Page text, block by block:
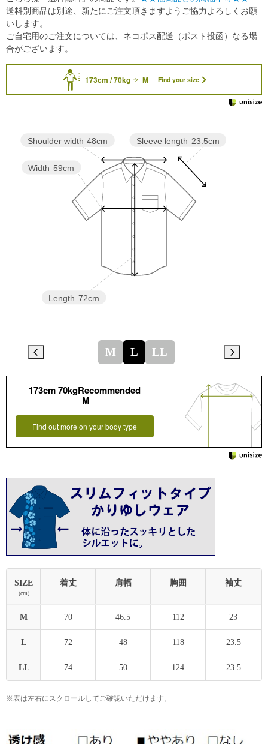
173cm / 70kg M Find your size
Sleeve length 23.5cm
Length 72cm
Width 59cm
Shoulder width 48cm
M L LL
173cm 70kgRecommended
M
Find out more on your body type
SIZE
(cm)
着丈 肩幅 胸囲 袖丈
M 70 46.5 112 23
L 72 48 118 23.5
LL 74 50 124 23.5
※表は左右にスクロールしてご確認いただけます。
送料別商品は別途、新たにご注文頂きますようご協力よろしくお願
いします。
ご自宅用のご注文については、ネコポス配送（ポスト投函）なる場
合がございます。